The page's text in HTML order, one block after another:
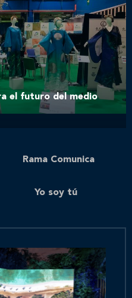
el futuro del medio
Rama Comunica
Yo soy tú